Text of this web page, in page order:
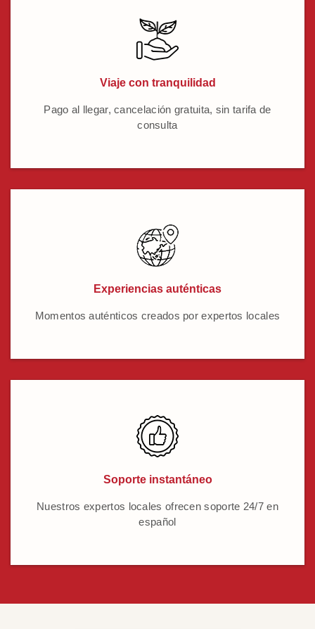
Viaje con tranquilidad
Pago al llegar, cancelación gratuita, sin tarifa de
consulta
Experiencias auténticas
Momentos auténticos creados por expertos locales
Soporte instantáneo
Nuestros expertos locales ofrecen soporte 24/7 en
español